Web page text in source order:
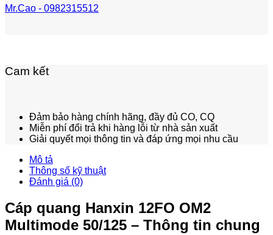
Mr.Cao - 0982315512
Cam kết
Đảm bảo hàng chính hãng, đầy đủ CO, CQ
Miễn phí đổi trả khi hàng lỗi từ nhà sản xuất
Giải quyết mọi thông tin và đáp ứng mọi nhu cầu
Mô tả
Thông số kỹ thuật
Đánh giá (0)
Cáp quang Hanxin 12FO OM2
Multimode 50/125 – Thông tin chung